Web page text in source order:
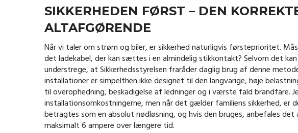
SIKKERHEDEN FØRST – DEN
ALTAFGØRENDE
Når vi taler om strøm og biler, er sikkerhed naturligvis førsteprioritet.
det ladekabel, der kan sættes i en almindelig stikkontakt? Selvom det
understrege, at Sikkerhedsstyrelsen fraråder daglig brug af denne
installationer er simpelthen ikke designet til den langvarige, høje
til overophedning, beskadigelse af ledninger og i værste fald brandfare.
installationsomkostningerne, men når det gælder familiens sikkerhed, er
betragtes som en absolut nødløsning, og hvis den bruges, anbefales
maksimalt 6 ampere over længere tid.